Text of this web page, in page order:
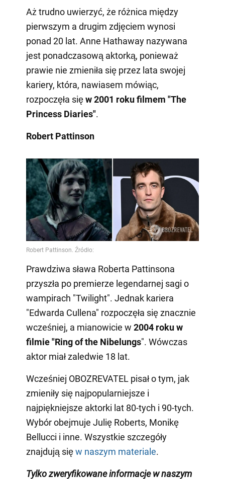
Aż trudno uwierzyć, że różnica między
pierwszym a drugim zdjęciem wynosi
ponad 20 lat. Anne Hathaway nazywana
jest ponadczasową aktorką, ponieważ
prawie nie zmieniła się przez lata swojej
kariery, która, nawiasem mówiąc,
rozpoczęła sięw 2001 roku filmem "The
Princess Diaries".
Robert Pattinson
Prawdziwa sława Roberta Pattinsona
przyszła po premierze legendarnej sagi o
wampirach "Twilight". Jednak kariera
"Edwarda Cullena" rozpoczęła się znacznie
wcześniej, a mianowicie w 2004 roku w
filmie "Ring of the Nibelungs". Wówczas
aktor miał zaledwie 18 lat.
Wcześniej OBOZREVATEL pisał o tym, jak
zmieniły się najpopularniejsze i
najpiękniejsze aktorki lat 80-tych i 90-tych.
Wybór obejmuje Julię Roberts, Monikę
Bellucci i inne. Wszystkie szczegóły
znajdują sięw naszym materiale.
Tylkozweryfikowane informacje w naszym